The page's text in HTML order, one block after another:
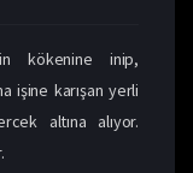
kökenine inip,
işine karışan yerli
altına alıyor.